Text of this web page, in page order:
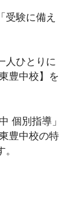
受験に備え
人ひとりに
豊中校】を
個別指導」
豊中校の特